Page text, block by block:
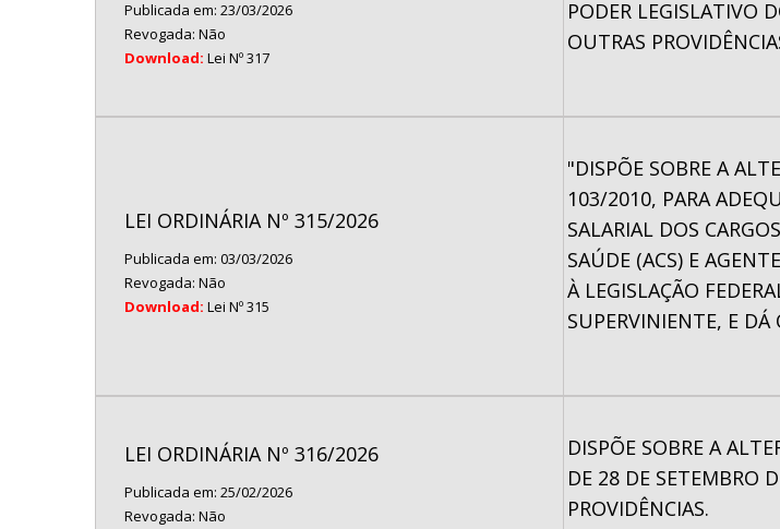
Publicada em: 23/03/2026
Revogada: Não
Download: Lei Nº 317
PODER LEGISLATIVO
OUTRAS
LEI ORDINÁRIA Nº 315/2026
Publicada em: 03/03/2026
Revogada: Não
Download: Lei Nº 315
"DISPÕE SOBRE A
103/2010, PARA
SALARIAL DOS
SAÚDE (ACS) E
À LEGISLAÇÃO
SUPERVINIENTE, E DÁ
LEI ORDINÁRIA Nº 316/2026
Publicada em: 25/02/2026
Revogada: Não
DISPÕE SOBRE A
DE 28 DE SETEMBRO
PROVIDÊNCIAS.